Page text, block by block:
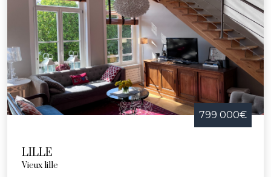
799 000€
LILLE
Vieux lille